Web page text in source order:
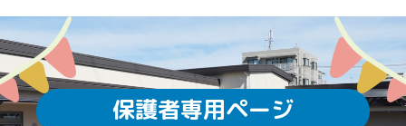
保護者専用ページ